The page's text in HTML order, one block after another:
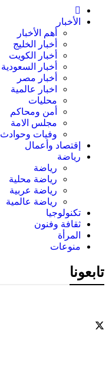
الأخبار
أهم الأخبار
أخبار الخليج
أخبار الكويت
أخبار السعودية
أخبار مصر
اخبار عالمية
محليات
أمن ومحاكم
مجلس الامة
وفيات وحوادث
إقتصاد وأعمال
رياضة
رياضة
رياضة محلية
رياضة عربية
رياضة عالمية
تكنولوجيا
ثقافة وفنون
المرأة
منوعات
تابعونا